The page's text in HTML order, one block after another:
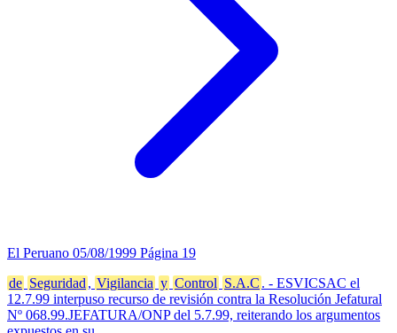
El Peruano 05/08/1999 Página 19
de Seguridad , Vigilancia y Control S.A.C . - ESVICSAC el
12.7.99 interpuso recurso de revisión contra la Resolución Jefatural
Nº 068.99.JEFATURA/ONP del 5.7.99, reiterando los argumentos